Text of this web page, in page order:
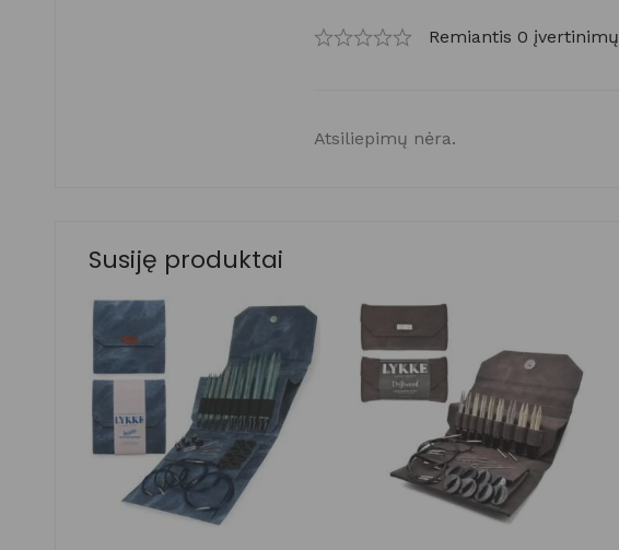
Remiantis 0 įvertinimų
Atsiliepimų nėra.
Susiję produktai